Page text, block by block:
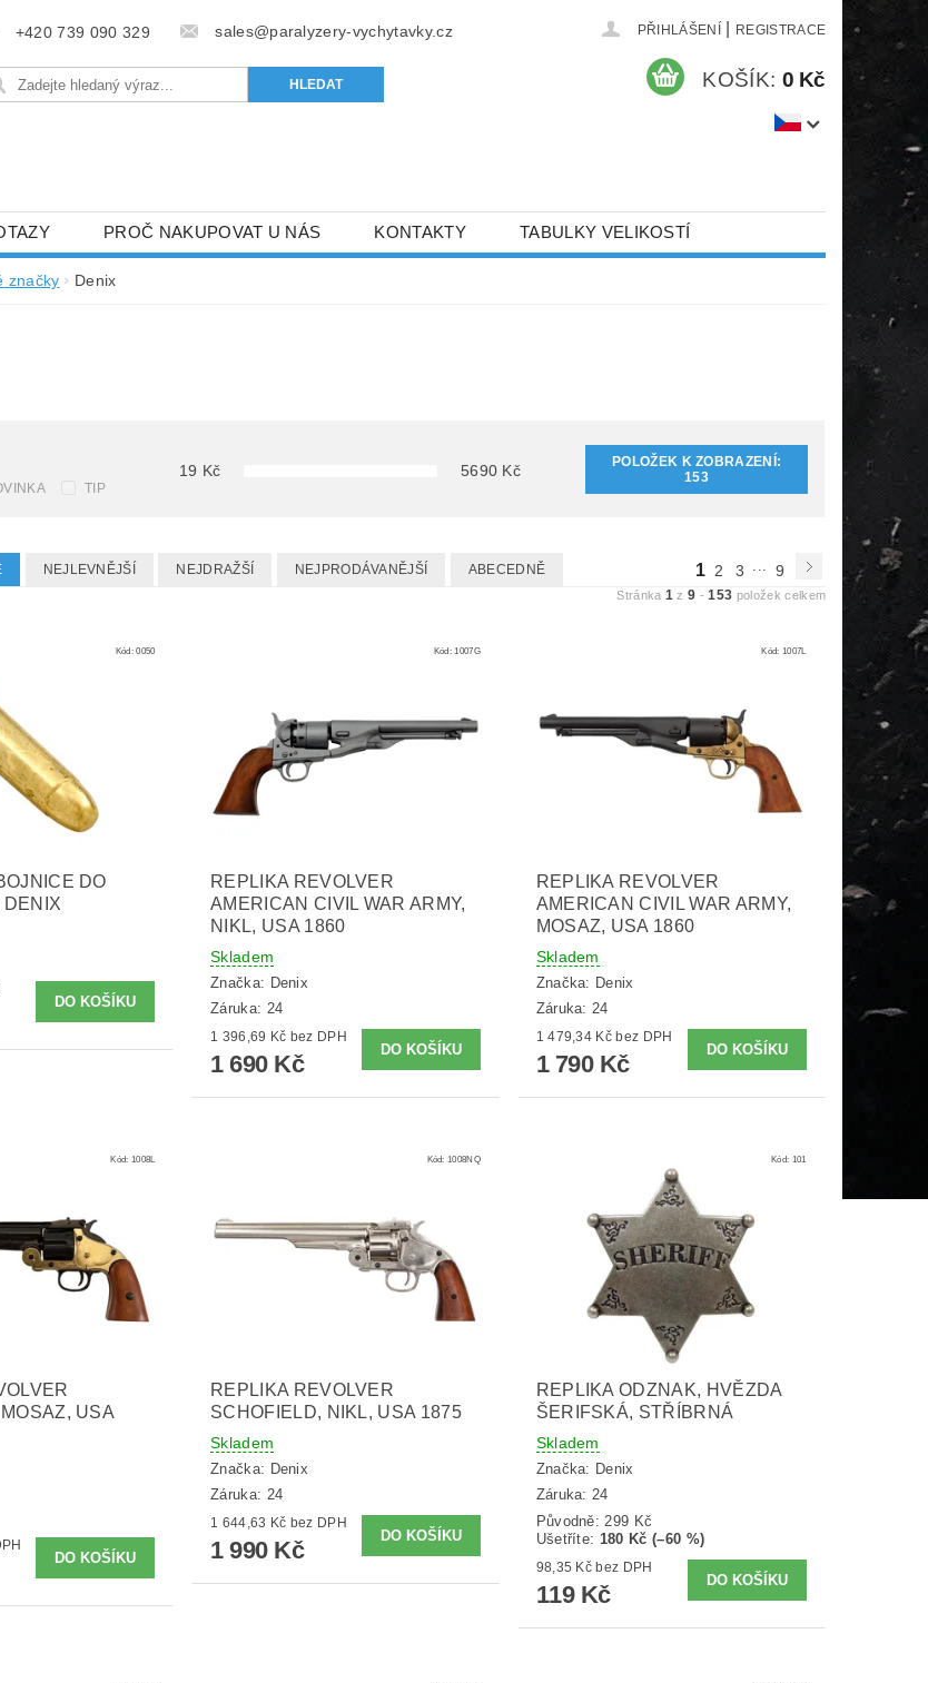
+420 739 090 329 sales@paralyzery-vychytavky.cz PŘIHLÁŠENÍ REGISTRACE
KOŠÍK: 0 Kč
PROČ NAKUPOVAT U NÁS KONTAKTY TABULKY VELIKOSTÍ
značky Denix
TIP
19 Kč 5690 Kč
POLOŽEK K ZOBRAZENÍ:
153
NEJLEVNĚJŠÍ NEJDRAŽŠÍ NEJPRODÁVANĚJŠÍ ABECEDNĚ 1 2 3 ... 9
Stránka 1 z9 -153 položek celkem
Kód:0050
DO
DENIX
Kód:1007G
REPLIKA REVOLVER
AMERICAN CIVIL WAR ARMY,
NIKL, USA 1860
Skladem
Značka: Denix
Záruka: 24
1 396,69 Kč bez DPH
1 690 Kč
Kód:1007L
REPLIKA REVOLVER
AMERICAN CIVIL WAR ARMY,
MOSAZ, USA 1860
Skladem
Značka: Denix
Záruka: 24
1 479,34 Kč bez DPH
1 790 Kč
Kód: 1008L
USA
DPH
Kód:1008NQ
REPLIKA REVOLVER
SCHOFIELD, NIKL, USA 1875
Skladem
Značka: Denix
Záruka: 24
1 644,63 Kč bez DPH
1 990 Kč
Kód: 101
REPLIKA ODZNAK, HVĚZDA
ŠERIFSKÁ, STŘÍBRNÁ
Skladem
Značka: Denix
Záruka: 24
Původně: 299 Kč
Ušetříte: 180 Kč (–60 %)
98,35 Kč bez DPH
119 Kč